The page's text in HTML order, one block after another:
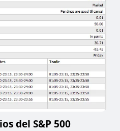
del S&P 500